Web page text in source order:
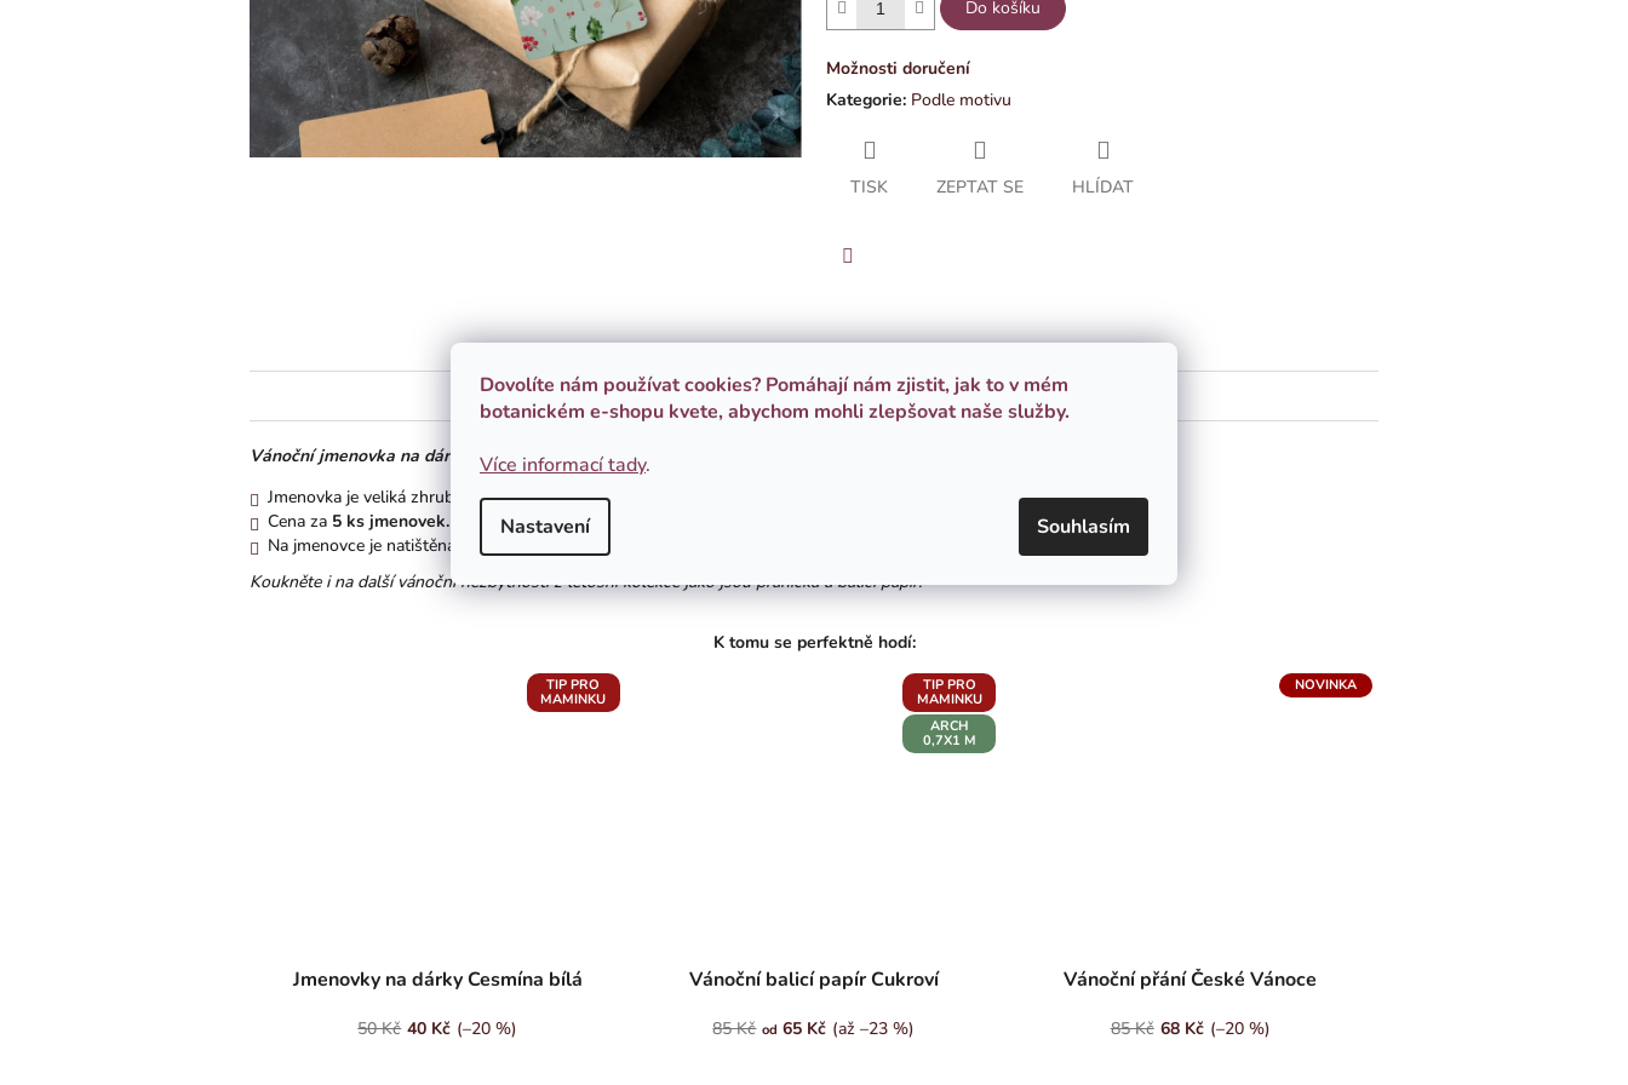
Dovolíte nám používat cookies? Pomáhají nám zjistit, jak to v mém
botanickém e-shopu kvete, abychom mohli zlepšovat naše služby.
Více informací tady.
Nastavení Souhlasím
Do košíku
Možnosti doručení
Kategorie: Podle motivu
TISK ZEPTAT SE HLÍDAT
Popis Hodnocení Diskuze
Vánoční jmenovka na dárky s vánoční botanickou ilustrací.
Jmenovka je veliká zhruba 7x5 cm.
Cena za 5 ks jmenovek.
Na jmenovce je natištěna vánoční akvarelový ilustrace. Z druhé strany můžete napsat jméno obdarovaného.
Koukněte i na další vánoční nezbytnosti z letošní kolekce jako jsou přáníčka a balící papír.
TIP PRO
MAMINKU
Jmenovky na dárky Cesmína bílá
50 Kč 40 Kč (–20 %)
TIP PRO
MAMINKU
ARCH
0,7X1 M
Vánoční balicí papír Cukroví
85 Kč od 65 Kč (až –23 %)
NOVINKA
Vánoční přání České Vánoce
85 Kč 68 Kč (–20 %)